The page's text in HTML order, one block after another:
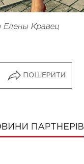
Елены Кравец
ПОШЕРИТИ
ПАРТНЕРІВ